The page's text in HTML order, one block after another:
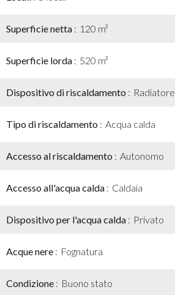
Superficie netta 120 m²
Superficie lorda 520 m²
Dispositivo di riscaldamento Radiatore
Tipo di riscaldamento Acqua calda
Accesso al riscaldamento Autonomo
Accesso all'acqua calda Caldaia
Dispositivo per l'acqua calda Privato
Acque nere Fognatura
Condizione Buono stato